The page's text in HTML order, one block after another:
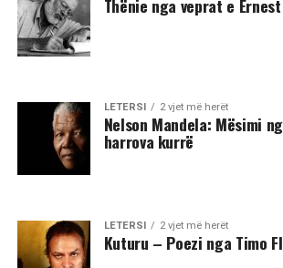
Thënie nga veprat e
LETERSI 2 vjet më herët
Nelson Mandela: Mësimi
harrova kurrë
LETERSI 2 vjet më herët
Kuturu – Poezi nga Timo